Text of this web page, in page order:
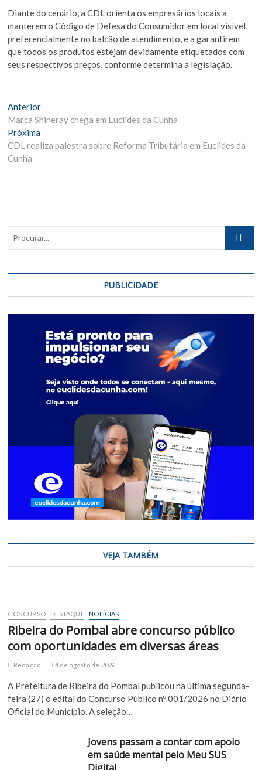
Diante do cenário, a CDL orienta os empresários locais a
manterem o Código de Defesa do Consumidor em local visível,
preferencialmente no balcão de atendimento, e a garantirem
que todos os produtos estejam devidamente etiquetados com
seus respectivos preços, conforme determina a legislação.
Navegação
de
Post
AnteriorMatéria
Anterior:
Marca Shineray chega em Euclides da Cunha
Próxima
Materia:
CDL realiza palestra sobre Reforma Tributária em Euclides da
Cunha
PUBLICIDADE
VEJA TAMBÉM
CONCURSO DESTAQUE NOTÍCIAS
Ribeira do Pombal abre concurso público
com oportunidades em diversas áreas
Redação 4 de agosto de 2026
A Prefeitura de Ribeira do Pombal publicou na última segunda-
feira (27) o edital do Concurso Público nº 001/2026 no Diário
Oficial do Município. A seleção…
Jovens passam a contar com apoio
em saúde mental pelo Meu SUS